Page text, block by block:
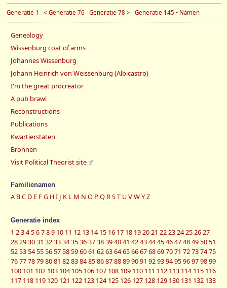
Generatie 1 < Generatie 76 Generatie 78 > Generatie 145 • Namen
Genealogy
Wissenburg coat of arms
Johannes Wissenburg
Johann Heinrich von Weissenburg (Albicastro)
I'm the great procreator
A pub brawl
Reconstructions
Publications
Kwartierstaten
Bronnen
Visit Political Theorist site
Familienamen
A BC D E FG HI J K L M N O P Q RST UVWYZ
Generatie index
1 23456789 10 11 12 13 14 15 16 17 18 192021 222324252627
28293031 32333435363738394041 42434445464748495051
52535455565758596061 62636465666768697071 72737475
767778798081 82838485868788899091 9293949596979899
100 101 102 103 104 105 106 107 108 109 110 111 112 113 114 115 116
117 118 119 120 121 122 123 124 125 126 127 128 129 130 131 132 133